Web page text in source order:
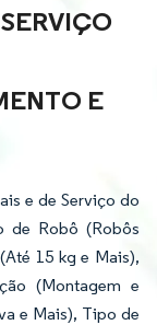
E
e de Serviço do
de Robô (Robôs
15 kg e Mais),
(Montagem e
e Mais), Tipo de